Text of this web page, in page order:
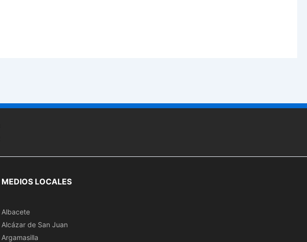
MEDIOS LOCALES
Albacete
Alcázar de San Juan
Argamasilla